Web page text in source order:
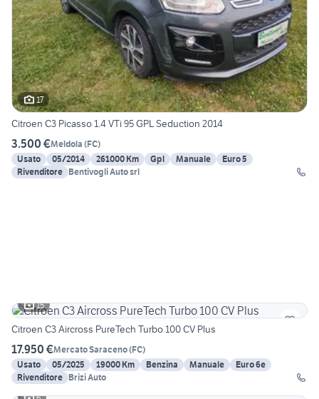
17
Citroen C3 Picasso 1.4 VTi 95 GPL Seduction 2014
3.500 €Meldola (FC)
Usato
05/2014 261000 Km Gpl Manuale
Euro 5
Rivenditore Bentivogli Auto srl
15
Citroen C3 Aircross PureTech Turbo 100 CV Plus
17.950 €Mercato Saraceno(FC)
Usato
05/2025 19000 Km Benzina Manuale
Euro 6e
Rivenditore Brizi Auto